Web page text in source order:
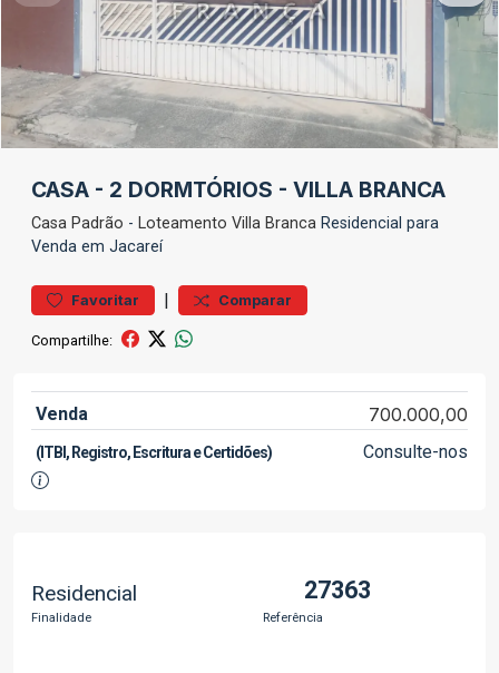
CASA - 2 DORMTÓRIOS - VILLA BRANCA
Casa Padrão - Loteamento Villa Branca Residencial para
Venda em Jacareí
Favoritar | Comparar
Compartilhe:
Venda 700.000,00
(ITBI, Registro, Escritura e Certidões) Consulte-nos
Residencial
Finalidade
27363
Referência